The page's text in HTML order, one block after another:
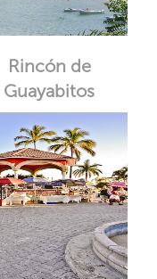
Rincón de
Guayabitos